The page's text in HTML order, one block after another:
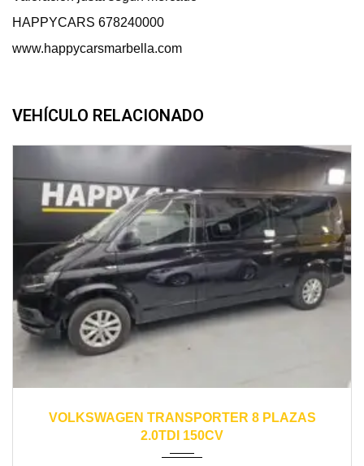
HAPPYCARS 678240000
www.happycarsmarbella.com
VEHÍCULO RELACIONADO
VOLKSWAGEN TRANSPORTER 8 PLAZAS
2.0TDI 150CV